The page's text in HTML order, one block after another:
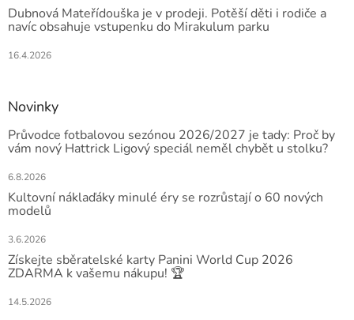
Dubnová Mateřídouška je v prodeji. Potěší děti i rodiče a
navíc obsahuje vstupenku do Mirakulum parku
16.4.2026
Novinky
Průvodce fotbalovou sezónou 2026/2027 je tady: Proč by
vám nový Hattrick Ligový speciál neměl chybět u stolku?
6.8.2026
Kultovní náklaďáky minulé éry se rozrůstají o 60 nových
modelů
3.6.2026
Získejte sběratelské karty Panini World Cup 2026
ZDARMA k vašemu nákupu! 🏆
14.5.2026